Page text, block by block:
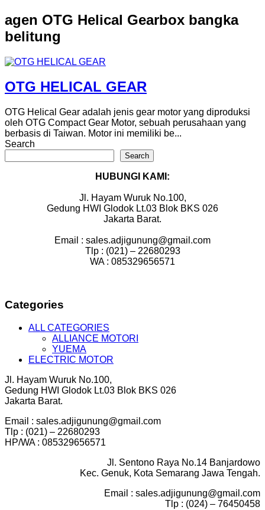
agen OTG Helical Gearbox bangka
belitung
OTG HELICAL GEAR
OTG Helical Gear adalah jenis gear motor yang diproduksi
oleh OTG Compact Gear Motor, sebuah perusahaan yang
berbasis di Taiwan. Motor ini memiliki be...
Search
Search
HUBUNGI KAMI:
Jl. Hayam Wuruk No.100,
Gedung HWI Glodok Lt.03 Blok BKS 026
Jakarta Barat.
Email : sales.adjigunung@gmail.com
Tlp : (021) – 22680293
WA : 085329656571
Categories
ALL CATEGORIES
ALLIANCE MOTORI
YUEMA
ELECTRIC MOTOR
Jl. Hayam Wuruk No.100,
Gedung HWI Glodok Lt.03 Blok BKS 026
Jakarta Barat.
Email : sales.adjigunung@gmail.com
Tlp : (021) – 22680293
HP/WA : 085329656571
Jl. Sentono Raya No.14 Banjardowo
Kec. Genuk, Kota Semarang Jawa Tengah.
Email : sales.adjigunung@gmail.com
Tlp : (024) – 76450458